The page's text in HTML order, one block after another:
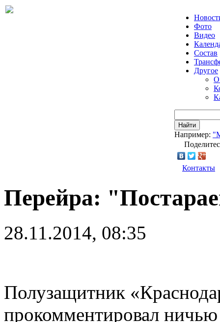
Фото
Видео
Состав
Другое
О
Найти
Например:
Контакты
Перейра:
28.11.2014, 08:35
Полузащитник
прокомментировал